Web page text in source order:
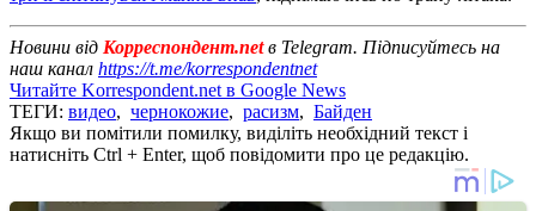
Новини від Корреспондент.netв Telegram. Підписуйтесь на
наш канал https://t.me/korrespondentnet
Читайте Korrespondent.net в Google News
ТЕГИ: видео, чернокожие, расизм, Байден
Якщо ви помітили помилку, виділіть необхідний текст і
натисніть Ctrl + Enter, щоб повідомити про це редакцію.